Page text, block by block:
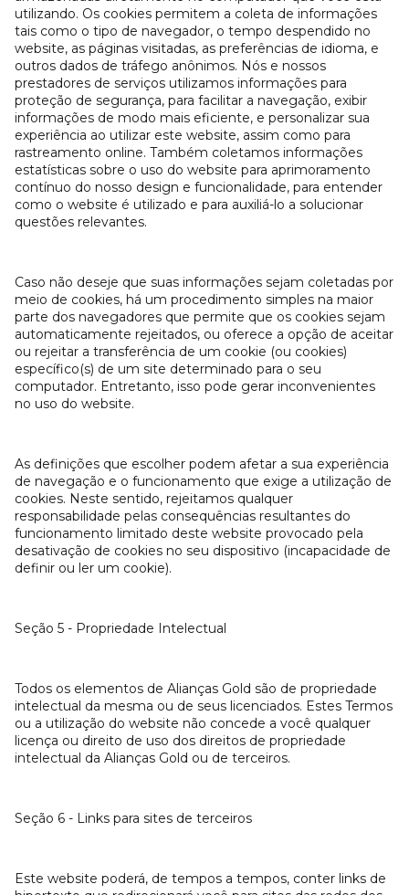
utilizando. Os cookies permitem a coleta de informações
tais como o tipo de navegador, o tempo despendido no
website, as páginas visitadas, as preferências de idioma, e
outros dados de tráfego anônimos. Nós e nossos
prestadores de serviços utilizamos informações para
proteção de segurança, para facilitar a navegação, exibir
informações de modo mais eficiente, e personalizar sua
experiência ao utilizar este website, assim como para
rastreamento online. Também coletamos informações
estatísticas sobre o uso do website para aprimoramento
contínuo do nosso design e funcionalidade, para entender
como o website é utilizado e para auxiliá-lo a solucionar
questões relevantes.
Caso não deseje que suas informações sejam coletadas por
meio de cookies, há um procedimento simples na maior
parte dos navegadores que permite que os cookies sejam
automaticamente rejeitados, ou oferece a opção de aceitar
ou rejeitar a transferência de um cookie (ou cookies)
específico(s) de um site determinado para o seu
computador. Entretanto, isso pode gerar inconvenientes
no uso do website.
As definições que escolher podem afetar a sua experiência
de navegação e o funcionamento que exige a utilização de
cookies. Neste sentido, rejeitamos qualquer
responsabilidade pelas consequências resultantes do
funcionamento limitado deste website provocado pela
desativação de cookies no seu dispositivo (incapacidade de
definir ou ler um cookie).
Seção 5 - Propriedade Intelectual
Todos os elementos de Alianças Gold são de propriedade
intelectual da mesma ou de seus licenciados. Estes Termos
ou a utilização do website não concede a você qualquer
licença ou direito de uso dos direitos de propriedade
intelectual da Alianças Gold ou de terceiros.
Seção 6 - Links para sites de terceiros
Este website poderá, de tempos a tempos, conter links de